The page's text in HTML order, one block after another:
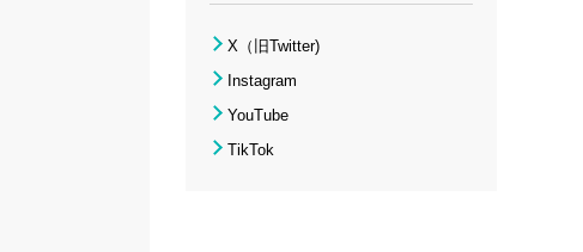
X（旧Twitter)
Instagram
YouTube
TikTok